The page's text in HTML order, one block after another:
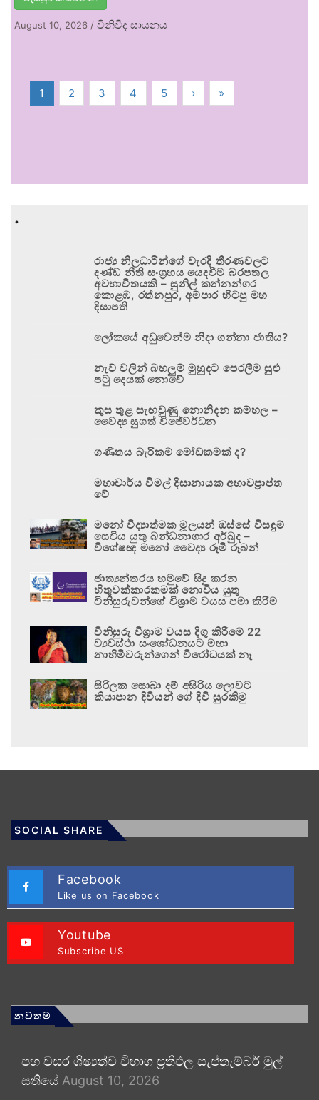
August 10, 2026 / විනිවිද සායනය
1 2 3 4 5 › »
.
රාජ්‍ය නිලධාරීන්ගේ වැරදි තීරණවලට
දණ්ඩ නීති සංග්‍රහය යෙදවීම බරපතල
අවභාවිතයකි – සුනිල් කන්නන්ගර
කොළඹ, රත්නපුර, අම්පාර හිටපු මහ
දිසාපති
ලෝකයේ අඩුවෙන්ම නිදා ගන්නා ජාතිය?
නැව් වලින් බහලුම් මුහුදට පෙරලීම සුළු
පටු දෙයක් නොවේ
කුස තුළ සැඟවුණු නොනිදන කම්හල –
වෛද්‍ය සුගත් විජේවර්ධන
ගණිතය බැරිකම මෝඩකමක් ද?
මහාචාර්ය විමල් දිසානායක අභාවප්‍රාප්ත
වේ
මනෝ විද්‍යාත්මක මූලයන් ඔස්සේ විසඳුම්
සෙවිය යුතු බන්ධනාගාර අර්බුද –
විශේෂඥ මනෝ වෛද්‍ය රූමි රූබන්
ජාත්‍යන්තරය හමුවේ සිදු කරන
හිතුවක්කාරකමක් නොවිය යුතු
විනිසුරුවන්ගේ විශ්‍රාම වයස පමා කිරීම
විනිසුරු විශ්‍රාම වයස දිගු කිරීමේ 22
ව්‍යවස්ථා සංශෝධනයට මහා
නාහිමිවරුන්ගෙන් විරෝධයක් නෑ
සිරිලක සොබා දම් අසිරිය ලොවට
කියාපාන දිවියන් ගේ දිවි සුරකිමු
SOCIAL SHARE
Facebook
Like us on Facebook
Youtube
Subscribe US
නවතම
පහ වසර ශිෂ්‍යත්ව විභාග ප්‍රතිඵල සැප්තැම්බර් මුල්
සතියේ August 10, 2026